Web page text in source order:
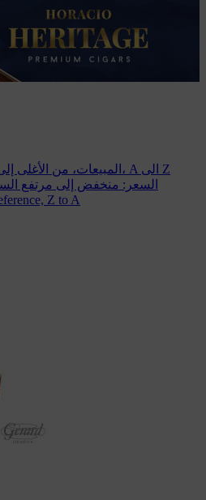
المبيعات، من الأغلى
الإسم، A الى Z
السعر: منخفض إلى مرتفع
Z to A